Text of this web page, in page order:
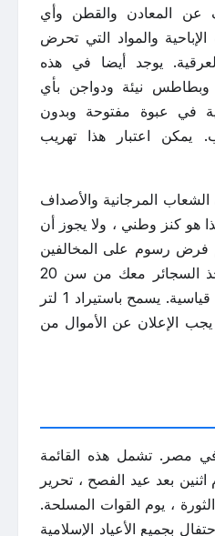
عن المعادن والقطن وأي
والمواد التي تحرض
يوجد أيضا في هذه
وبطاطس نيئة ودواجن بأي
في عبوة مفتوحة وبدون
اعتبار هذا تهريب
الشعاب المرجانية والأصداف
هو كنز وطني ، ولا يجوز أن
فرض رسوم على المخالفين
وتغريمهم. يمكنك فقط أخذ السجائر معك من سن 20
وليس أكثر من 10 عبوات قياسية. يسمح باستيراد 1 لتر
الإعلان عن الأموال من
في مصر. تشمل هذه القائمة
بعد عيد الفصح ، تحرير
، يوم القوات المسلحة.
بجميع الأعياد الإسلامية